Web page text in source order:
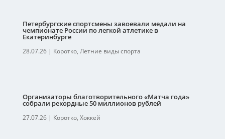
Петербургские спортсмены завоевали медали на
чемпионате России по легкой атлетике в
Екатеринбурге
28.07.26| Коротко, Летние виды спорта
Организаторы благотворительного «Матча года»
собрали рекордные 50 миллионов рублей
27.07.26| Коротко, Хоккей